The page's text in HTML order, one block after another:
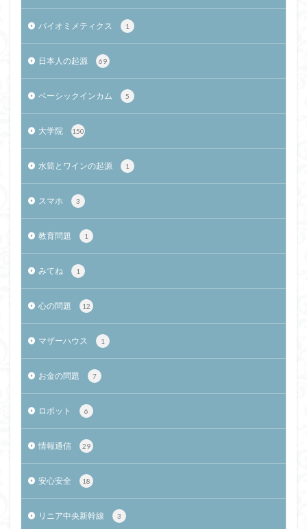
バイオミメティクス 1
日本人の起源 69
ベーシックインカム 5
大学院 150
水筒とワインの起源 1
スマホ 3
教育問題 1
みてね 1
心の問題 12
マザーハウス 1
お金の問題 7
ロボット 6
情報通信 29
安心安全 18
リニア中央新幹線 3